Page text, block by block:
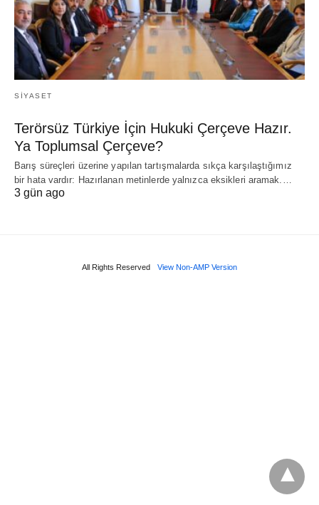
SIYASET
Terörsüz Türkiye İçin Hukuki Çerçeve Hazır.
Ya Toplumsal Çerçeve?
Barış süreçleri üzerine yapılan tartışmalarda sıkça karşılaştığımız
bir hata vardır: Hazırlanan metinlerde yalnızca eksikleri aramak.…
3 gün ago
All Rights Reserved View Non-AMP Version